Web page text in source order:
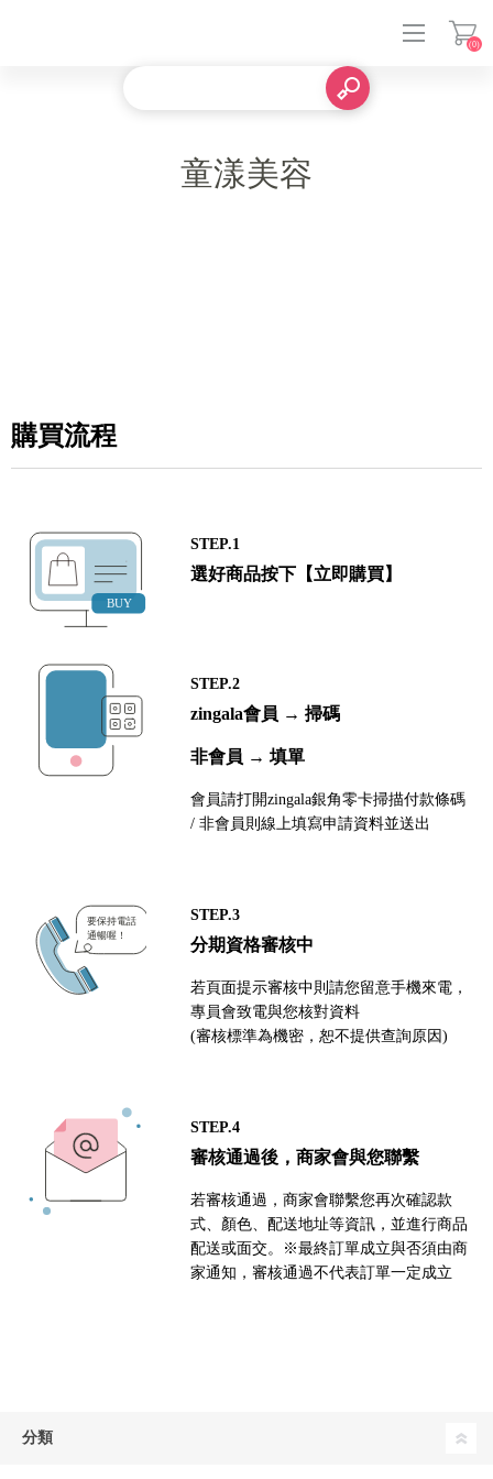
(0)
童漾美容
購買流程
STEP.1
選好商品按下【立即購買】
STEP.2
zingala會員 → 掃碼
非會員 → 填單
會員請打開zingala銀角零卡掃描付款條碼
/ 非會員則線上填寫申請資料並送出
STEP.3
分期資格審核中
若頁面提示審核中則請您留意手機來電，
專員會致電與您核對資料
(審核標準為機密，恕不提供查詢原因)
STEP.4
審核通過後，商家會與您聯繫
若審核通過，商家會聯繫您再次確認款
式、顏色、配送地址等資訊，並進行商品
配送或面交。※最終訂單成立與否須由商
家通知，審核通過不代表訂單一定成立
分類